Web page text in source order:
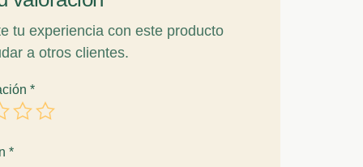
tu experiencia con este producto
a otros clientes.
*
*